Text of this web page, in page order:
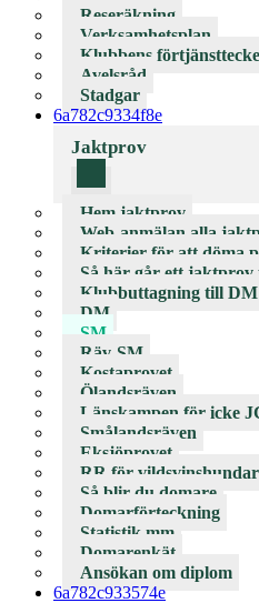
Reseräkning
Verksamhetsplan
Klubbens
Avelsråd
Stadgar
6a782c9334f8e
Jaktprov
Hem jaktprov
Web-anmälan alla
Kriterier för att döma
Så här går ett jaktprov
Klubbuttagning till
DM
SM
Räv-SM
Kostaprovet
Ölandsräven
Länskampen för icke
Smålandsräven
Eksjöprovet
RR för vildsvinshundar
Så blir du domare
Domarförteckning
Statistik mm
Domarenkät
Ansökan om diplom
6a782c933574e